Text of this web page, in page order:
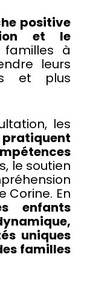
positive
et le
à
leurs
et plus
les
le soutien
Corine. En
enfants
uniques
familles